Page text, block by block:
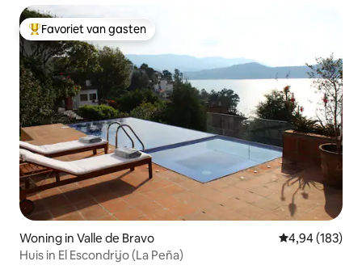
Topfavoriet van gasten
Favoriet van gasten
Woning in Valle de Bravo Gemiddelde
4,94 (183)
Huis in El Escondrijo (La Peña)